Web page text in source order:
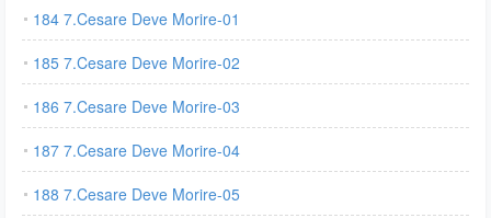
184 7.Cesare Deve Morire-01
185 7.Cesare Deve Morire-02
186 7.Cesare Deve Morire-03
187 7.Cesare Deve Morire-04
188 7.Cesare Deve Morire-05